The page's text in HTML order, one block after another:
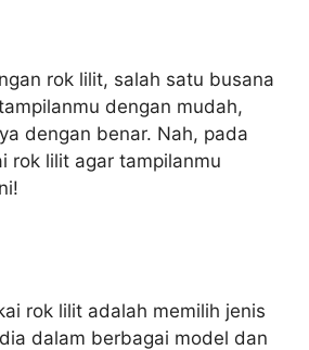
rok lilit, salah satu busana
dengan mudah,
dengan benar. Nah, pada
rok lilit agar tampilanmu
rok lilit adalah memilih jenis
dalam berbagai model dan